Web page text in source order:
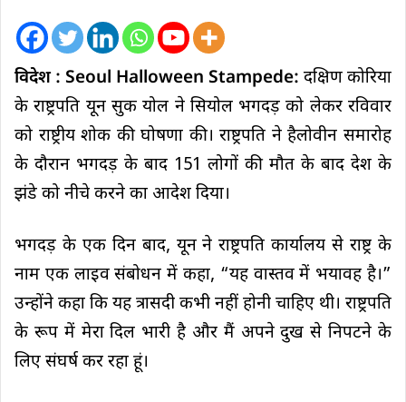
विदेश : Seoul Halloween Stampede: दक्षिण कोरिया
के राष्ट्रपति यून सुक योल ने सियोल भगदड़ को लेकर रविवार
को राष्ट्रीय शोक की घोषणा की। राष्ट्रपति ने हैलोवीन समारोह
के दौरान भगदड़ के बाद 151 लोगों की मौत के बाद देश के
झंडे को नीचे करने का आदेश दिया।
भगदड़ के एक दिन बाद, यून ने राष्ट्रपति कार्यालय से राष्ट्र के
नाम एक लाइव संबोधन में कहा, “यह वास्तव में भयावह है।”
उन्होंने कहा कि यह त्रासदी कभी नहीं होनी चाहिए थी। राष्ट्रपति
के रूप में मेरा दिल भारी है और मैं अपने दुख से निपटने के
लिए संघर्ष कर रहा हूं।